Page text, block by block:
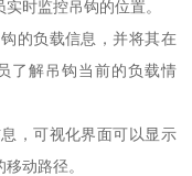
时监控吊钩的位置。
的负载信息，并将其在
了解吊钩当前的负载情
，可视化界面可以显示
动路径。